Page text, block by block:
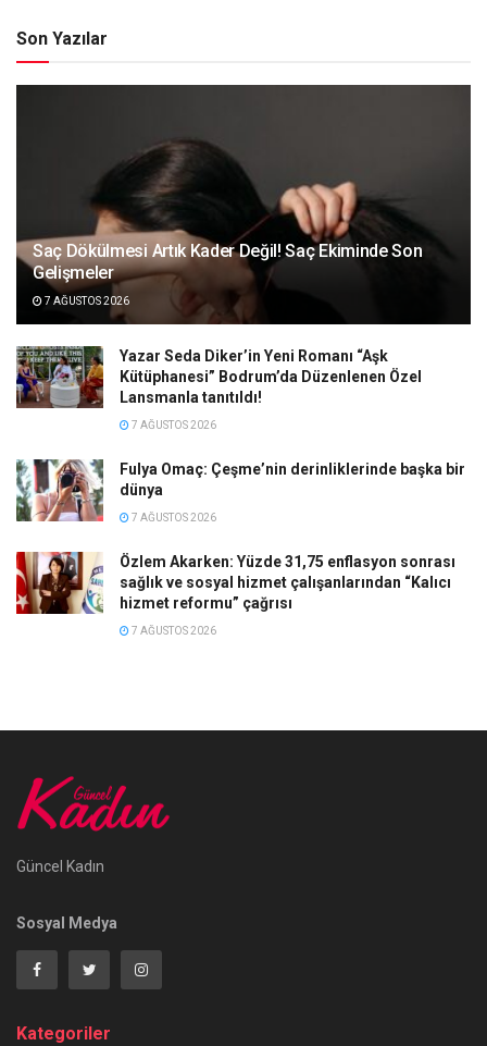
Son Yazılar
Saç Dökülmesi Artık Kader Değil! Saç Ekiminde Son
Gelişmeler
7 AĞUSTOS 2026
Yazar Seda Diker’in Yeni Romanı “Aşk
Kütüphanesi” Bodrum’da Düzenlenen Özel
Lansmanla tanıtıldı!
7 AĞUSTOS 2026
Fulya Omaç: Çeşme’nin derinliklerinde başka bir
dünya
7 AĞUSTOS 2026
Özlem Akarken: Yüzde 31,75 enflasyon sonrası
sağlık ve sosyal hizmet çalışanlarından “Kalıcı
hizmet reformu” çağrısı
7 AĞUSTOS 2026
Güncel Kadın
Sosyal Medya
Kategoriler